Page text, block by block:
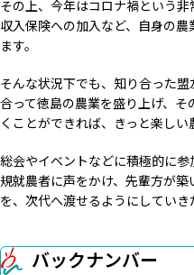
その上、今年はコロナ禍という非
収入保険への加入など、自身の
ます。
そんな状況下でも、知り合った
合って徳島の農業を盛り上げ、
くことができれば、きっと楽しい
総会やイベントなどに積極的に
規就農者に声をかけ、先輩方が
を、次代へ渡せるようにしていき
バックナンバー